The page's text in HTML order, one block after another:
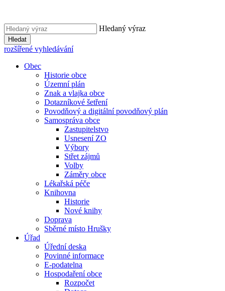
Hledaný výraz
Hledat
rozšířené vyhledávání
Obec
Historie obce
Územní plán
Znak a vlajka obce
Dotazníkové šetření
Povodňový a digitální povodňový plán
Samospráva obce
Zastupitelstvo
Usnesení ZO
Výbory
Střet zájmů
Volby
Záměry obce
Lékařská péče
Knihovna
Historie
Nové knihy
Doprava
Sběrné místo Hrušky
Úřad
Úřední deska
Povinné informace
E-podatelna
Hospodaření obce
Rozpočet